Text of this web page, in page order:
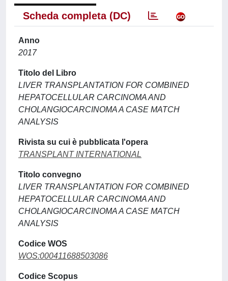
Scheda completa (DC)
Anno
2017
Titolo del Libro
LIVER TRANSPLANTATION FOR COMBINED
HEPATOCELLULAR CARCINOMA AND
CHOLANGIOCARCINOMA A CASE MATCH
ANALYSIS
Rivista su cui è pubblicata l'opera
TRANSPLANT INTERNATIONAL
Titolo convegno
LIVER TRANSPLANTATION FOR COMBINED
HEPATOCELLULAR CARCINOMA AND
CHOLANGIOCARCINOMA A CASE MATCH
ANALYSIS
Codice WOS
WOS:000411688503086
Codice Scopus